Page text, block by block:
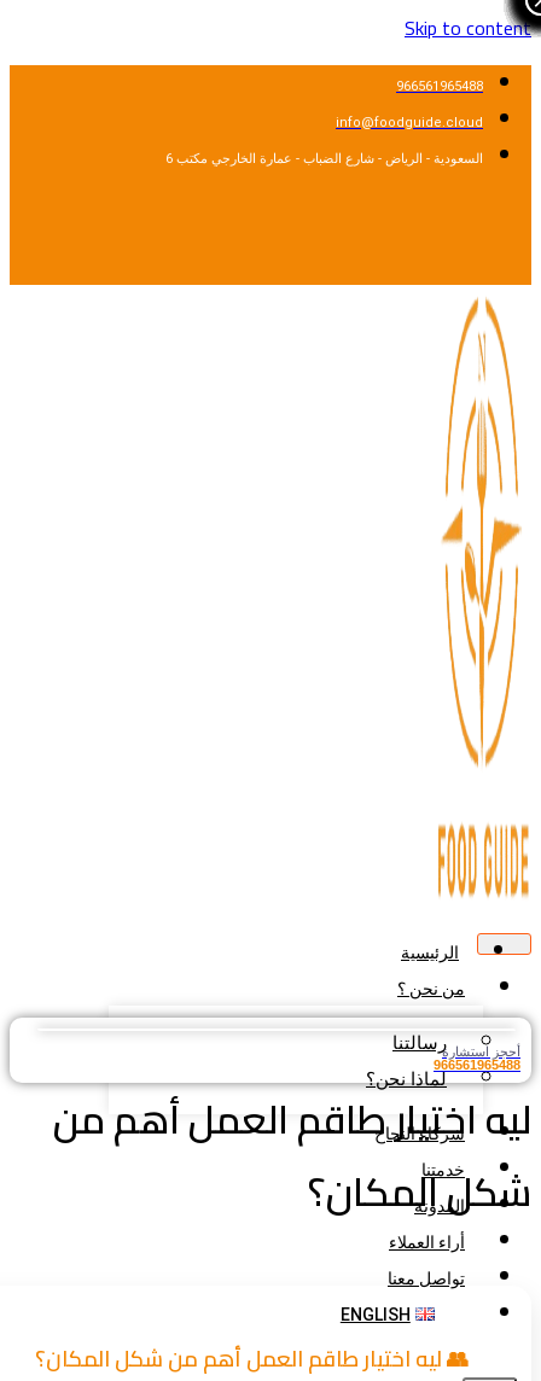
Skip to
966561965488
info@foodguide.cloud
السعودية - الرياض - شارع الضباب - عمارة الخارجي مكتب 6
الرئيسية
من نحن ؟
رسالتنا
لماذا نحن؟
شركاء النجاح
خدمتنا
المدونة
أراء العملاء
تواصل معنا
ENGLISH
استشارة
اختيار طاقم العمل أهم من
المكان؟
👥 ليه اختيار طاقم العمل أهم من شكل المكان؟